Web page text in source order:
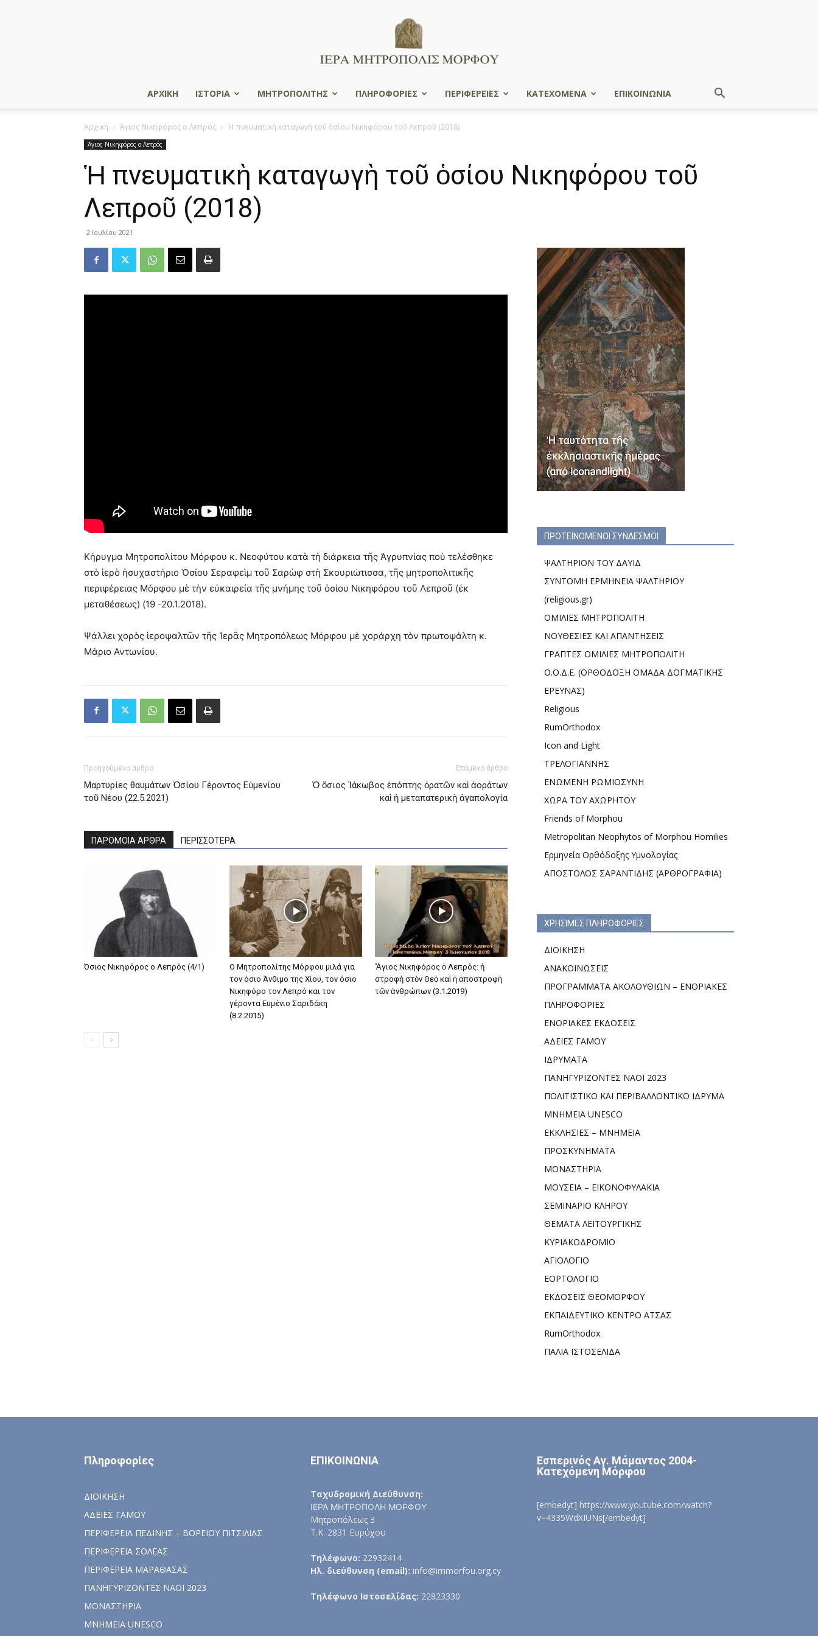
ΑΡΧΙΚΗ ΙΣΤΟΡΙΑ ΜΗΤΡΟΠΟΛΙΤΗΣ ΠΛΗΡΟΦΟΡΙΕΣ ΠΕΡΙΦΕΡΕΙΕΣ ΚΑΤΕΧΟΜΕΝΑ ΕΠΙΚΟΙΝΩΝΙΑ
Αρχική Άγιος Νικηφόρος ο Λεπρός Ἡ πνευματικὴ καταγωγὴ τοῦ ὁσίου Νικηφόρου τοῦ Λεπροῦ (2018)
Άγιος Νικηφόρος ο Λεπρός
Ἡ πνευματικὴ καταγωγὴ τοῦ ὁσίου Νικηφόρου τοῦ
Λεπροῦ (2018)
2 Ιουλίου 2021
Κήρυγμα Μητροπολίτου Μόρφου κ. Νεοφύτου κατὰ τὴ διάρκεια τῆς Ἀγρυπνίας ποὺ τελέσθηκε
στὸ ἱερὸ ἡσυχαστήριο Ὁσίου Σεραφεὶμ τοῦ Σαρὼφ στὴ Σκουριώτισσα, τῆς μητροπολιτικῆς
περιφέρειας Μόρφου μὲ τὴν εὐκαιρεία τῆς μνήμης τοῦ ὁσίου Νικηφόρου τοῦ Λεπροῦ (ἐκ
μεταθέσεως) (19 -20.1.2018).
Ψάλλει χορὸς ἱεροψαλτῶν τῆς Ἱερᾶς Μητροπόλεως Μόρφου μὲ χοράρχη τὸν πρωτοψάλτη κ.
Μάριο Αντωνίου.
Προηγούμενο άρθρο
Μαρτυρίες θαυμάτων Ὁσίου Γέροντος Εὐμενίου
τοῦ Νέου (22.5.2021)
Επόμενο άρθρο
Ὁ ὅσιος Ἰάκωβος ἐπόπτης ὀρατῶν καὶ ἀοράτων
καὶ ἡ μεταπατερικὴ ἀγαπολογία
ΠΑΡΟΜΟΙΑ ΑΡΘΡΑ ΠΕΡΙΣΣΟΤΕΡΑ
Όσιος Νικηφόρος ο Λεπρός (4/1)
Ο Μητροπολίτης Μόρφου μιλά για
τον όσιο Άνθιμο της Χίου, τον όσιο
Νικηφόρο τον Λεπρό και τον
γέροντα Ευμένιο Σαριδάκη
(8.2.2015)
Ἅγιος Νικηφόρος ὁ Λεπρός: ἡ
στροφὴ στὸν Θεὸ καὶ ἡ ἀποστροφὴ
τῶν ἀνθρώπων (3.1.2019)
ΠΡΟΤΕΙΝΟΜΕΝΟΙ ΣΥΝΔΕΣΜΟΙ
ΨΑΛΤΗΡΙΟΝ ΤΟΥ ΔΑΥΙΔ
ΣΥΝΤΟΜΗ ΕΡΜΗΝΕΙΑ ΨΑΛΤΗΡΙΟΥ
(religious.gr)
ΟΜΙΛΙΕΣ ΜΗΤΡΟΠΟΛΙΤΗ
ΝΟΥΘΕΣΙΕΣ ΚΑΙ ΑΠΑΝΤΗΣΕΙΣ
ΓΡΑΠΤΕΣ ΟΜΙΛΙΕΣ ΜΗΤΡΟΠΟΛΙΤΗ
Ο.Ο.Δ.Ε. (ΟΡΘΟΔΟΞΗ ΟΜΑΔΑ ΔΟΓΜΑΤΙΚΗΣ
ΕΡΕΥΝΑΣ)
Religious
RumOrthodox
Icon and Light
ΤΡΕΛΟΓΙΑΝΝΗΣ
ΕΝΩΜΕΝΗ ΡΩΜΙΟΣΥΝΗ
ΧΩΡΑ ΤΟΥ ΑΧΩΡΗΤΟΥ
Friends of Morphou
Metropolitan Neophytos of Morphou Homilies
Ερμηνεία Ορθόδοξης Υμνολογίας
ΑΠΟΣΤΟΛΟΣ ΣΑΡΑΝΤΙΔΗΣ (ΑΡΘΡΟΓΡΑΦΙΑ)
ΧΡΗΣΙΜΕΣ ΠΛΗΡΟΦΟΡΙΕΣ
ΔΙΟΙΚΗΣΗ
ΑΝΑΚΟΙΝΩΣΕΙΣ
ΠΡΟΓΡΑΜΜΑΤΑ ΑΚΟΛΟΥΘΙΩΝ – ΕΝΟΡΙΑΚΕΣ
ΠΛΗΡΟΦΟΡΙΕΣ
ΕΝΟΡΙΑΚΕΣ ΕΚΔΟΣΕΙΣ
ΑΔΕΙΕΣ ΓΑΜΟΥ
ΙΔΡΥΜΑΤΑ
ΠΑΝΗΓΥΡΙΖΟΝΤΕΣ ΝΑΟΙ 2023
ΠΟΛΙΤΙΣΤΙΚΟ ΚΑΙ ΠΕΡΙΒΑΛΛΟΝΤΙΚΟ ΙΔΡΥΜΑ
ΜΝΗΜΕΙΑ UNESCO
ΕΚΚΛΗΣΙΕΣ – ΜΝΗΜΕΙΑ
ΠΡΟΣΚΥΝΗΜΑΤΑ
ΜΟΝΑΣΤΗΡΙΑ
ΜΟΥΣΕΙΑ – ΕΙΚΟΝΟΦΥΛΑΚΙΑ
ΣΕΜΙΝΑΡΙΟ ΚΛΗΡΟΥ
ΘΕΜΑΤΑ ΛΕΙΤΟΥΡΓΙΚΗΣ
ΚΥΡΙΑΚΟΔΡΟΜΙΟ
ΑΓΙΟΛΟΓΙΟ
ΕΟΡΤΟΛΟΓΙΟ
ΕΚΔΟΣΕΙΣ ΘΕΟΜΟΡΦΟΥ
ΕΚΠΑΙΔΕΥΤΙΚΟ ΚΕΝΤΡΟ ΑΤΣΑΣ
RumOrthodox
ΠΑΛΙΑ ΙΣΤΟΣΕΛΙΔΑ
Πληροφορίες
ΔΙΟΙΚΗΣΗ
ΑΔΕΙΕΣ ΓΑΜΟΥ
ΠΕΡΙΦΕΡΕΙΑ ΠΕΔΙΝΗΣ – ΒΟΡΕΙΟΥ ΠΙΤΣΙΛΙΑΣ
ΠΕΡΙΦΕΡΕΙΑ ΣΟΛΕΑΣ
ΠΕΡΙΦΕΡΕΙΑ ΜΑΡΑΘΑΣΑΣ
ΠΑΝΗΓΥΡΙΖΟΝΤΕΣ ΝΑΟΙ 2023
ΜΟΝΑΣΤΗΡΙΑ
ΜΝΗΜΕΙΑ UNESCO
ΕΠΙΚΟΙΝΩΝΙΑ
Ταχυδρομική Διεύθυνση:
ΙΕΡΑ ΜΗΤΡΟΠΟΛΗ ΜΟΡΦΟΥ
Μητροπόλεως 3
Τ.Κ. 2831 Ευρύχου
Τηλέφωνο: 22932414
Ηλ. διεύθυνση (email): info@immorfou.org.cy
Τηλέφωνο Ιστοσελίδας: 22823330
Εσπερινός Αγ. Μάμαντος 2004-
Κατεχόμενη Μόρφου
[embedyt] https://www.youtube.com/watch?
v=4335WdXIUNs[/embedyt]